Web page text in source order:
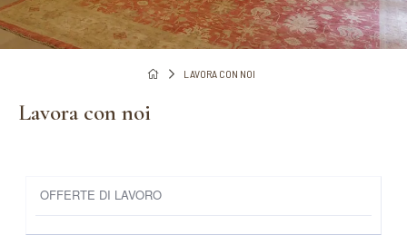
LAVORA CON NOI
Lavora con noi